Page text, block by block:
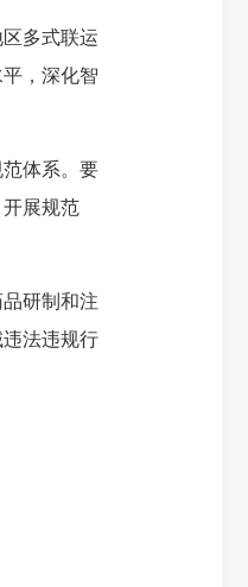
多式联运
，深化智
体系。要
展规范
研制和注
法违规行